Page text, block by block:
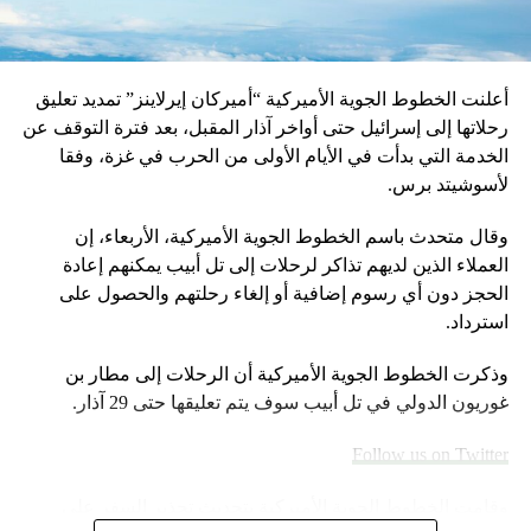
أعلنت الخطوط الجوية الأميركية “أميركان إيرلاينز” تمديد تعليق
رحلاتها إلى إسرائيل حتى أواخر آذار المقبل، بعد فترة التوقف عن
الخدمة التي بدأت في الأيام الأولى من الحرب في غزة، وفقا
لأسوشيتد برس.
وقال متحدث باسم الخطوط الجوية الأميركية، الأربعاء، إن
العملاء الذين لديهم تذاكر لرحلات إلى تل أبيب يمكنهم إعادة
الحجز دون أي رسوم إضافية أو إلغاء رحلتهم والحصول على
استرداد.
وذكرت الخطوط الجوية الأميركية أن الرحلات إلى مطار بن
غوريون الدولي في تل أبيب سوف يتم تعليقها حتى 29 آذار.
Follow us on Twitter